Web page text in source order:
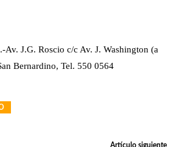
J.G. Roscio c/c Av. J. Washington (a
Bernardino, Tel. 550 0564
Artículo siguiente